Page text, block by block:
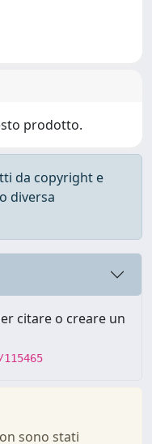
prodotto.
da copyright e
diversa
citare o creare un
sono stati